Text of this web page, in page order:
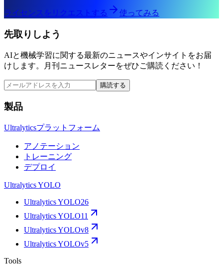
ライセンスをリクエストする 使ってみる
先取りしよう
AIと機械学習に関する最新のニュースやインサイトをお届
けします。月刊ニュースレターをぜひご購読ください！
購読する
製品
Ultralyticsプラットフォーム
アノテーション
トレーニング
デプロイ
Ultralytics YOLO
Ultralytics YOLO26
Ultralytics YOLO11
Ultralytics YOLOv8
Ultralytics YOLOv5
Tools